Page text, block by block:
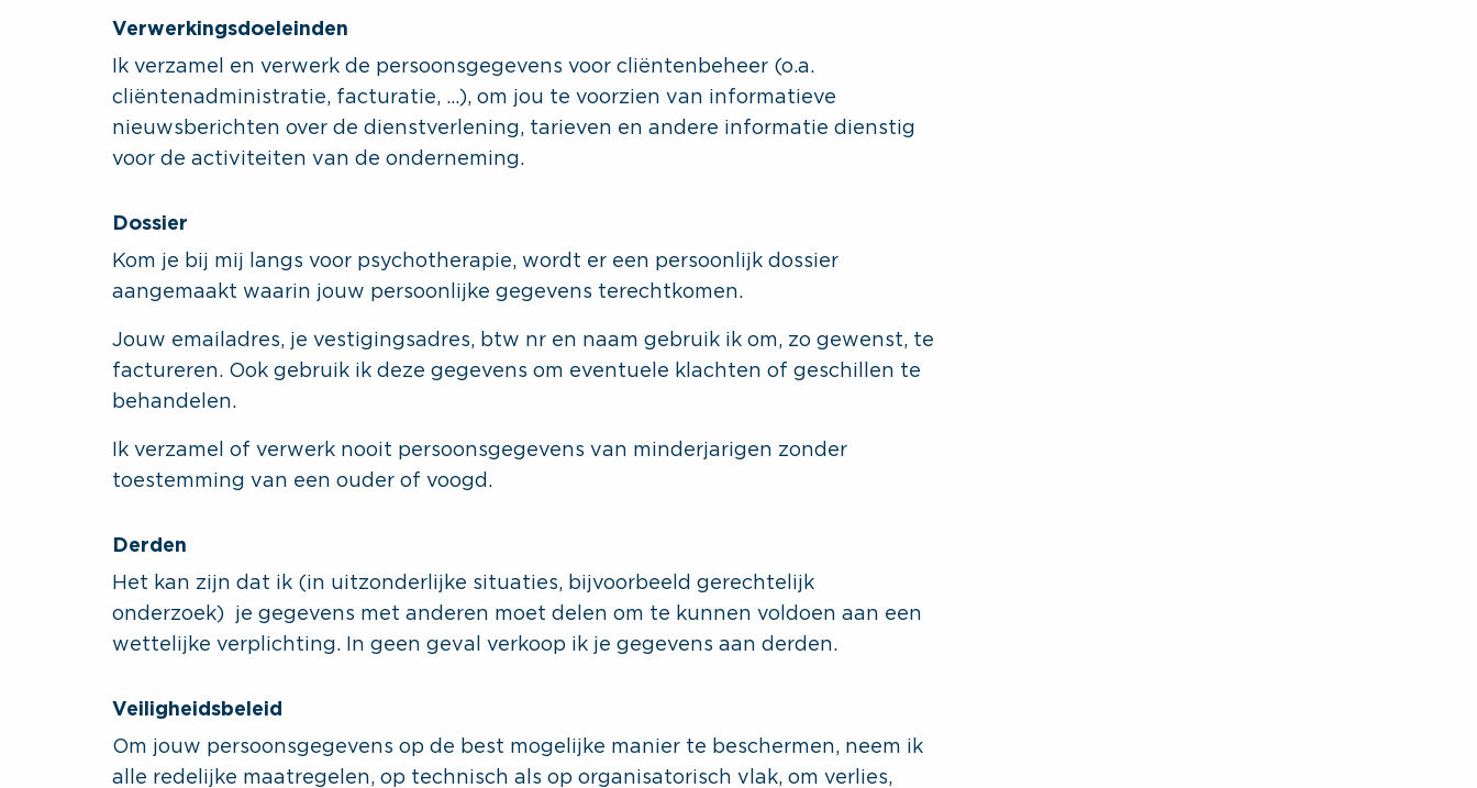
Verwerkingsdoeleinden
Ik verzamel en verwerk de persoonsgegevens voor cliëntenbeheer (o.a.
cliëntenadministratie, facturatie, …), om jou te voorzien van informatieve
nieuwsberichten over de dienstverlening, tarieven en andere informatie dienstig
voor de activiteiten van de onderneming.
Dossier
Kom je bij mij langs voor psychotherapie, wordt er een persoonlijk dossier
aangemaakt waarin jouw persoonlijke gegevens terechtkomen.
Jouw emailadres, je vestigingsadres, btw nr en naam gebruik ik om, zo gewenst, te
factureren. Ook gebruik ik deze gegevens om eventuele klachten of geschillen te
behandelen.
Ik verzamel of verwerk nooit persoonsgegevens van minderjarigen zonder
toestemming van een ouder of voogd.
Derden
Het kan zijn dat ik (in uitzonderlijke situaties, bijvoorbeeld gerechtelijk
onderzoek) je gegevens met anderen moet delen om te kunnen voldoen aan een
wettelijke verplichting. In geen geval verkoop ik je gegevens aan derden.
Veiligheidsbeleid
Om jouw persoonsgegevens op de best mogelijke manier te beschermen, neem ik
alle redelijke maatregelen, op technisch als op organisatorisch vlak, om verlies,